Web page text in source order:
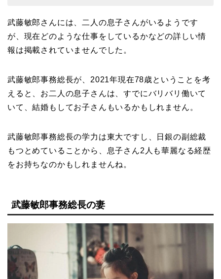
武藤敏郎さんには、二人の息子さんがいるようです
が、現在どのような仕事をしているかなどの詳しい情
報は掲載されていませんでした。
武藤敏郎事務総長が、2021年現在78歳ということを考
えると、お二人の息子さんは、すでにバリバリ働いて
いて、結婚もしてお子さんもいるかもしれません。
武藤敏郎事務総長の学力は東大ですし、日銀の副総裁
もつとめていることから、息子さん2人も華麗なる経歴
をお持ちなのかもしれませんね。
武藤敏郎事務総長の妻